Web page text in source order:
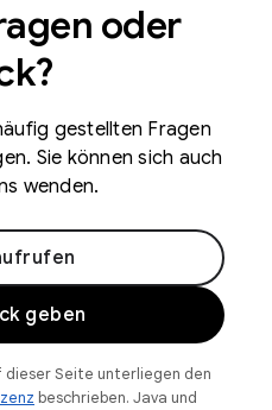
oder
gestellten Fragen
Sie können sich auch
wenden.
geben
dieser Seite unterliegen den
beschrieben. Java und